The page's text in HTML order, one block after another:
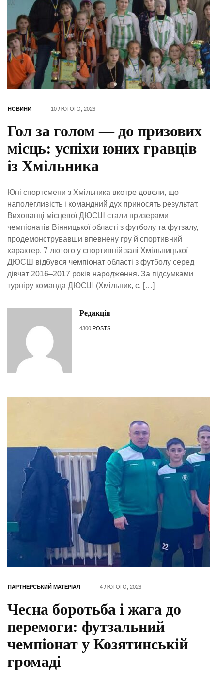
НОВИНИ 10 ЛЮТОГО, 2026
Гол за голом — до призових
місць: успіхи юних гравців
із Хмільника
Юні спортсмени з Хмільника вкотре довели, що
наполегливість і командний дух приносять результат.
Вихованці місцевої ДЮСШ стали призерами
чемпіонатів Вінницької області з футболу та футзалу,
продемонструвавши впевнену гру й спортивний
характер. 7 лютого у спортивній залі Хмільницької
ДЮСШ відбувся чемпіонат області з футболу серед
дівчат 2016–2017 років народження. За підсумками
турніру команда ДЮСШ (Хмільник, с. […]
Редакція
4300 POSTS
ПАРТНЕРСЬКИЙ МАТЕРІАЛ 4 ЛЮТОГО, 2026
Чесна боротьба і жага до
перемоги: футзальний
чемпіонат у Козятинській
громаді